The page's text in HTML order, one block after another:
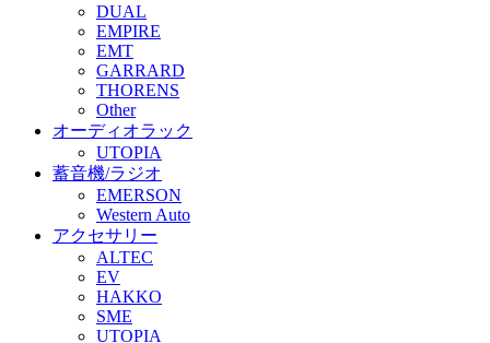
DUAL
EMPIRE
EMT
GARRARD
THORENS
Other
オーディオラック
UTOPIA
蓄音機/ラジオ
EMERSON
Western Auto
アクセサリー
ALTEC
EV
HAKKO
SME
UTOPIA